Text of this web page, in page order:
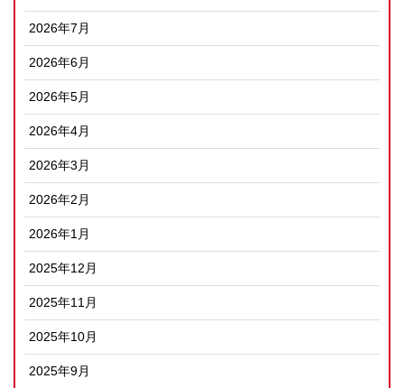
2026年7月
2026年6月
2026年5月
2026年4月
2026年3月
2026年2月
2026年1月
2025年12月
2025年11月
2025年10月
2025年9月